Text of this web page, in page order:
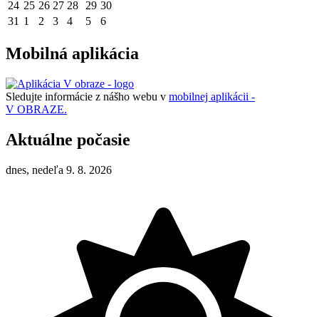
24 25 26 27 28 29 30
31 1 2 3 4 5 6
Mobilná aplikácia
Sledujte informácie z nášho webu v mobilnej aplikácii -
V OBRAZE.
Aktuálne počasie
dnes, nedeľa 9. 8. 2026